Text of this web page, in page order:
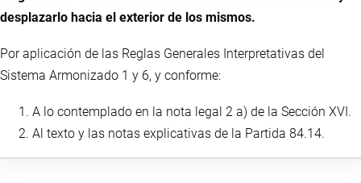
desplazarlo hacia el exterior de los mismos.
Por aplicación de las Reglas Generales Interpretativas del
Sistema Armonizado 1 y 6, y conforme:
A lo contemplado en la nota legal 2 a) de la Sección XVI.
Al texto y las notas explicativas de la Partida 84.14.